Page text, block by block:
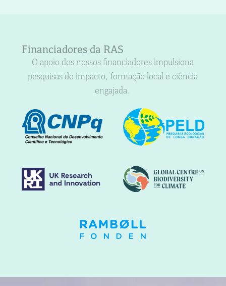
Financiadores da RAS
O apoio dos nossos financiadores impulsiona
pesquisas de impacto, formação local e ciência
engajada.